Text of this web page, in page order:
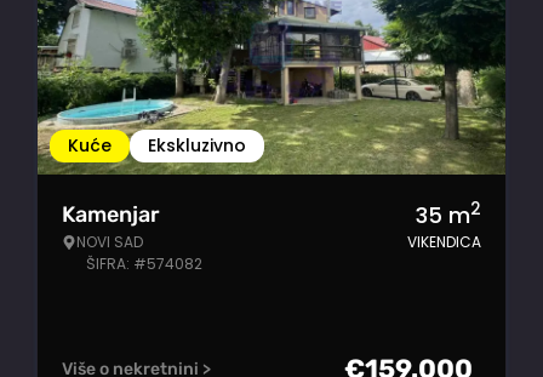
Kuće Ekskluzivno
Kamenjar
NOVI SAD
ŠIFRA: #574082
35 m2
VIKENDICA
Više o nekretnini > €159.000